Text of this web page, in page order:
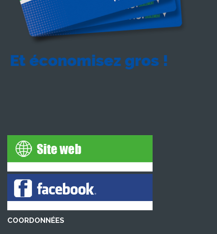
COORDONNÉES